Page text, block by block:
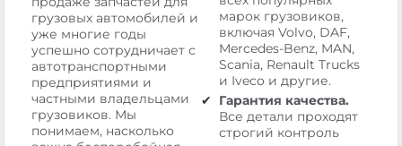
грузовых автомобилей и
уже многие годы
успешно сотрудничает с
автотранспортными
предприятиями и
частными владельцами
грузовиков. Мы
понимаем, насколько
марок грузовиков,
включая Volvo, DAF,
Mercedes-Benz, MAN,
Scania, Renault Trucks
и Iveco и другие.
Гарантия качества.
Все детали проходят
строгий контроль